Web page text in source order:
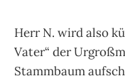
Herr N. wird also
Vater“ der
Stammbaum